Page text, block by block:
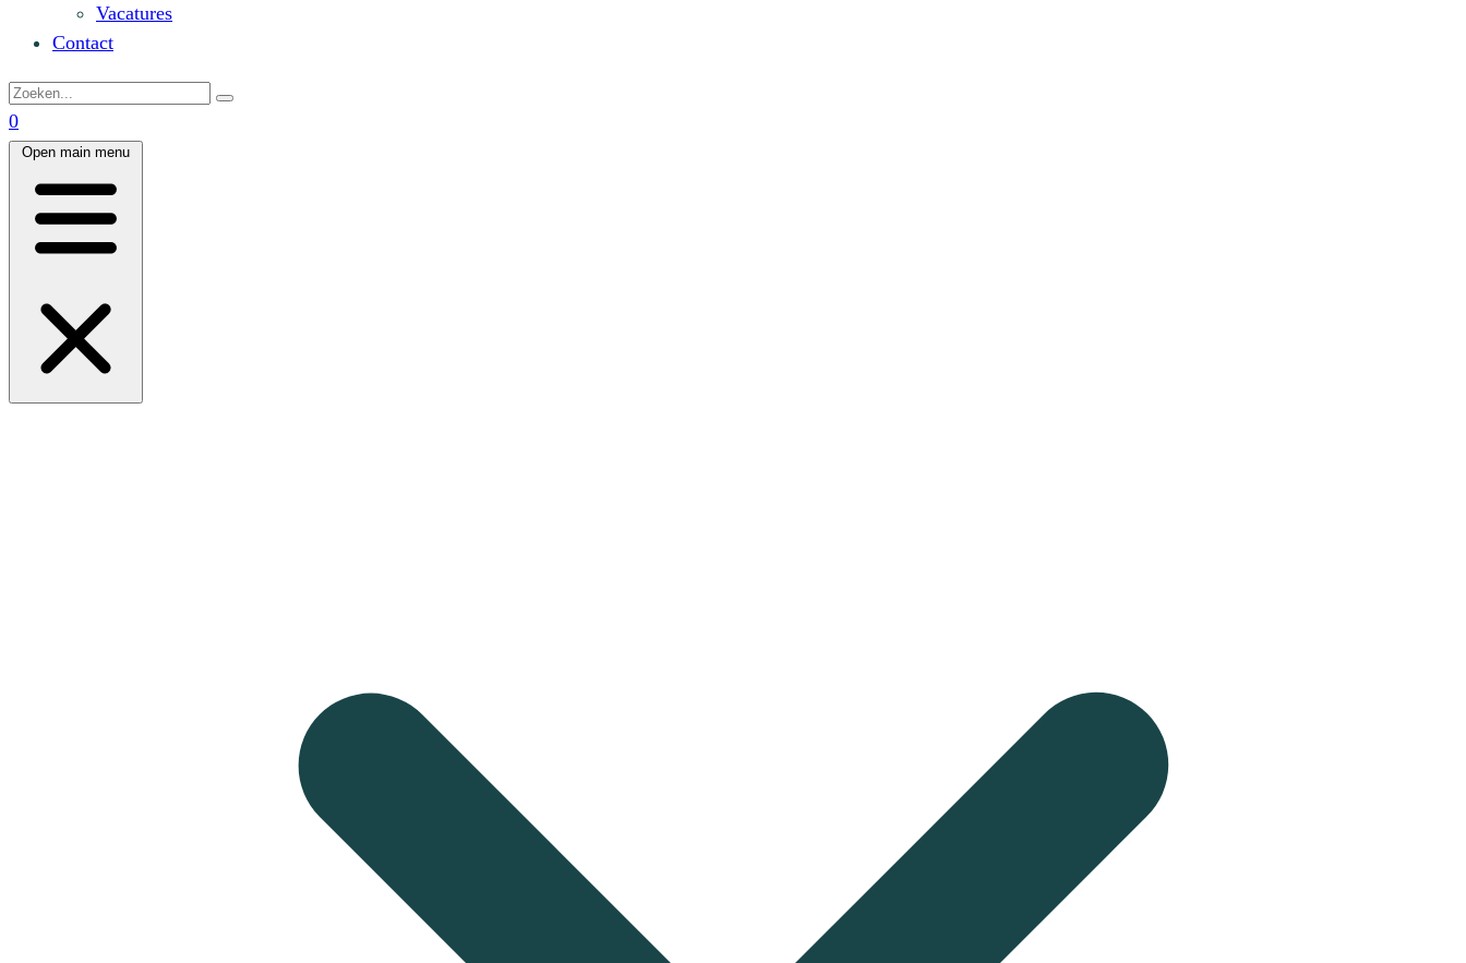
Vacatures
Contact
0
Open main menu